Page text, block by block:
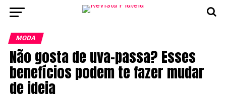
MODA
Não gosta de uva-passa? Esses
benefícios podem te fazer mudar
de ideia